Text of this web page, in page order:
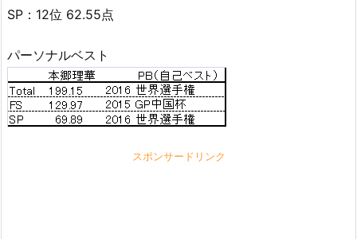
SP：12位 62.55点
パーソナルベスト
スポンサードリンク